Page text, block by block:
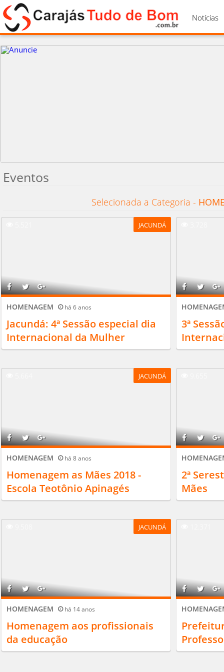
Notícias
Eventos
Selecionada a Categoria -
JACUNDÁ
HOMENAGEM há 6 anos
Jacundá: 4ª Sessão especial dia
Internacional da Mulher
3ª
JACUNDÁ
HOMENAGEM há 8 anos
Homenagem as Mães 2018 -
Escola Teotônio Apinagés
2ª
Mães
JACUNDÁ
HOMENAGEM há 14 anos
Homenagem aos profissionais
da educação